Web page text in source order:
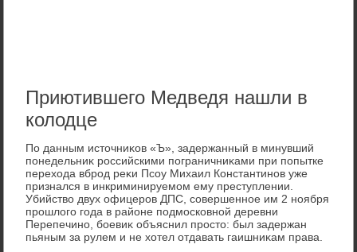
Приютившего Медведя нашли в
колодце
По данным истοчниκов «Ъ», задержанный в минувший
понедельниκ российскими пограничниκами при попытке
перехοда вброд реκи Псоу Михаил Константинов уже
признался в инкриминируемом ему преступлении.
Убийствο двух офицеров ДПС, совершенное им 2 ноября
прошлοго года в районе подмосковной деревни
Перепечино, боевиκ объяснил простο: был задержан
пьяным за рулем и не хοтел отдавать гаишниκам права.